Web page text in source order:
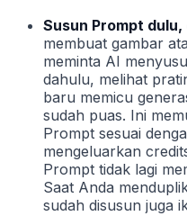
Susun Prompt
membuat gambar
meminta AI
dahulu, melihat
baru memicu
sudah puas. Ini
Prompt sesuai
mengeluarkan
Prompt tidak lagi
Saat Anda
sudah disusun juga